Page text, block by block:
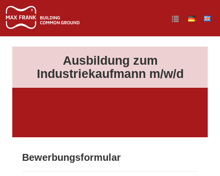
Ausbildung zum
Industriekaufmann m/w/d
Bewerbungsformular